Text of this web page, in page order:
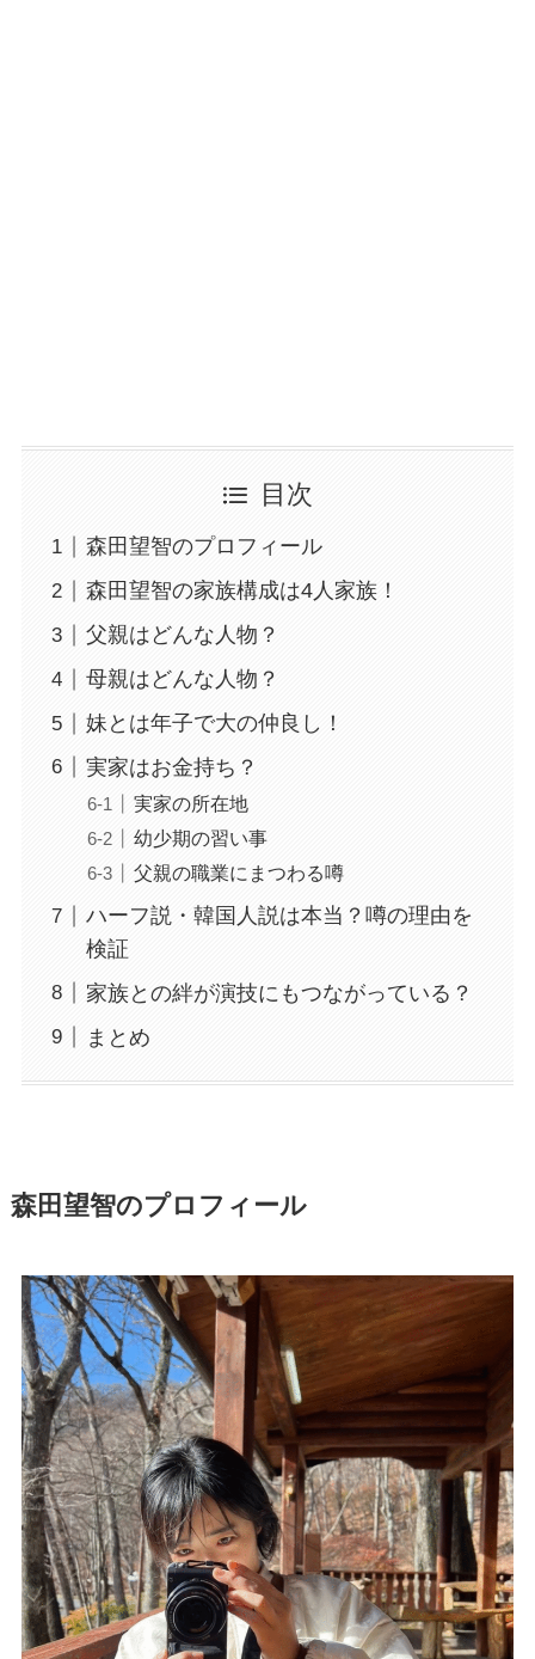
目次
森田望智のプロフィール
森田望智の家族構成は4人家族！
父親はどんな人物？
母親はどんな人物？
妹とは年子で大の仲良し！
実家はお金持ち？
実家の所在地
幼少期の習い事
父親の職業にまつわる噂
ハーフ説・韓国人説は本当？噂の理由を
検証
家族との絆が演技にもつながっている？
まとめ
森田望智のプロフィール